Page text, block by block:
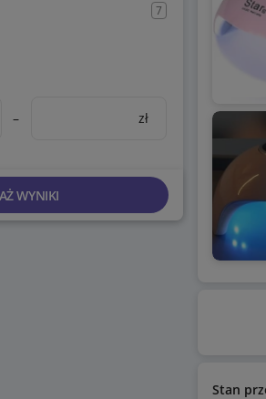
7
– zł
WYNIKI
Stan